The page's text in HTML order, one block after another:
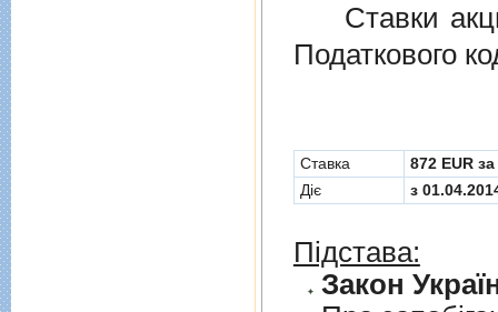
Ставки
Податкового
Cтавка
872 EUR
Діє
з
Підстава:
Закон